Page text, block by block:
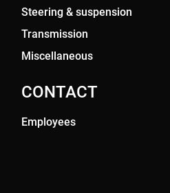
Steering & suspension
Transmission
Miscellaneous
CONTACT
Employees